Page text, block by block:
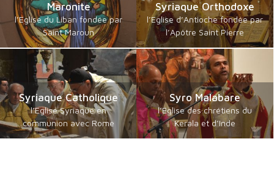
Maronite
l’Eglise du Liban fondée par
Saint Maroun
Syriaque Orthodoxe
l’Eglise d’Antioche fondée par
l’Apôtre Saint Pierre
Syriaque Catholique
l’Eglise Syriaque en
communion avec Rome
Syro Malabare
l’Eglise des chrétiens du
Kerala et d’Inde